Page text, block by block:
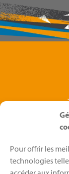
Pour offrir les
technologies